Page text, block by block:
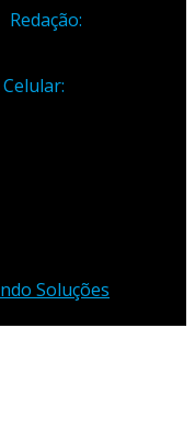
Redação:
Celular:
Soluções